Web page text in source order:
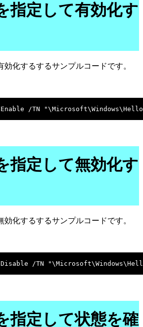
指定して有効化す
効化するするサンプルコードです。
指定して無効化す
効化するするサンプルコードです。
指定して状態を確